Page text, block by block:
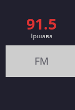
91.5
Іршава
FM